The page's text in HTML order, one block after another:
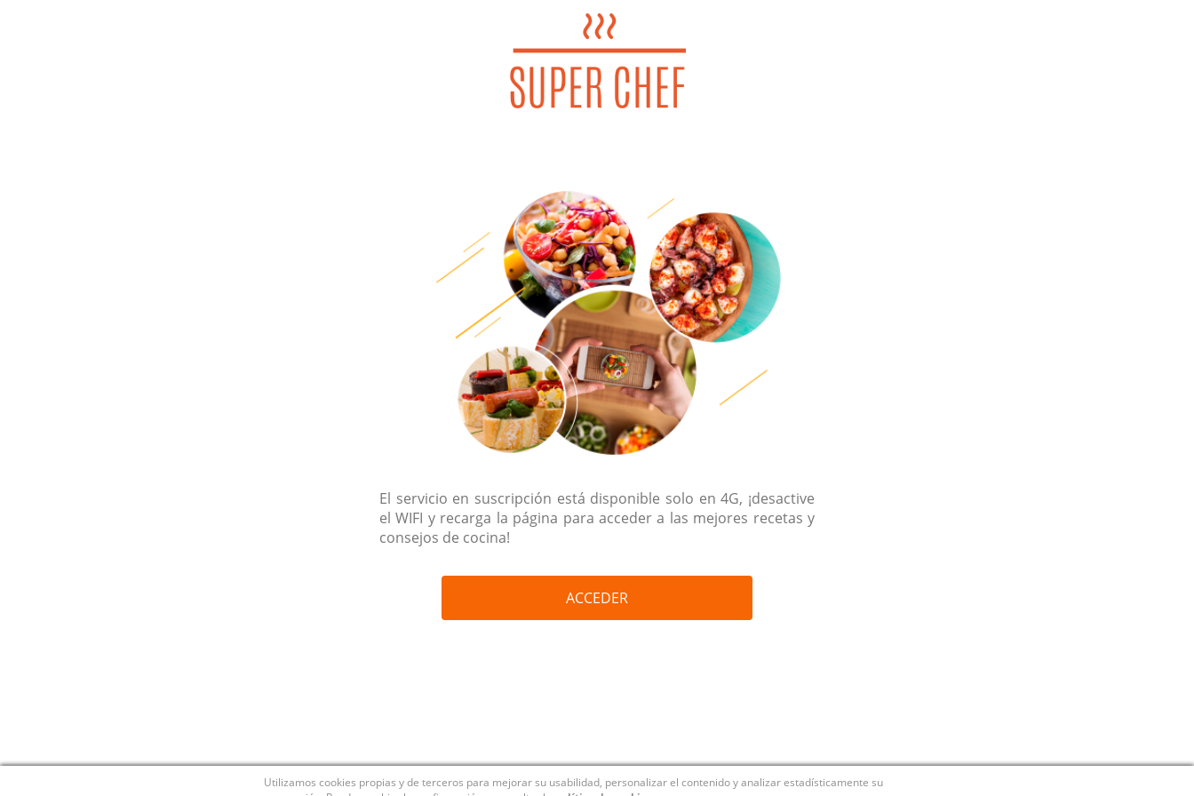
Utilizamos cookies propias y de terceros para mejorar su usabilidad, personalizar el contenido y analizar estadísticamente su
El servicio en suscripción está disponible solo en 4G, ¡desactive
el WIFI y recarga la página para acceder a las mejores recetas y
consejos de cocina!
ACCEDER